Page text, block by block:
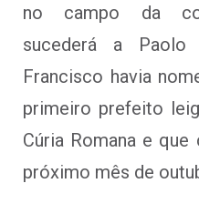
no campo da
sucederá a
Francisco havia
primeiro prefeito
Cúria Romana e
próximo mês de